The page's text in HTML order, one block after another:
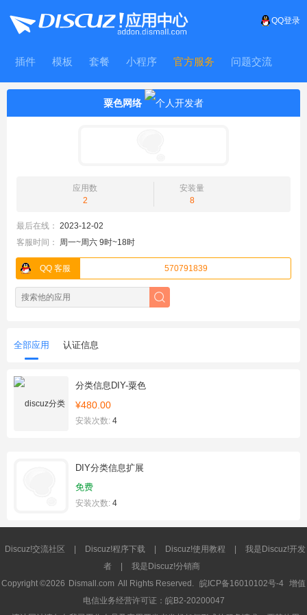
QQ登录
插件 模板 套餐 小程序 官方服务 问题交流
粟色网络
应用数
2
安装量
8
最后在线： 2023-12-02
客服时间：
周一~周六 9时~18时
QQ 客服 570791839
全部应用 认证信息
分类信息DIY-粟色
¥480.00
安装次数: 4
DIY分类信息扩展
免费
安装次数: 4
Discuz!交流社区 Discuz!程序下载 Discuz!使用教程
我是Discuz!开发
者
我是Discuz!分销商
Copyright ©2026 Dismall.com All Rights Reserved. 皖ICP备16010102号-4 增值
电信业务经营许可证：皖B2-20200047